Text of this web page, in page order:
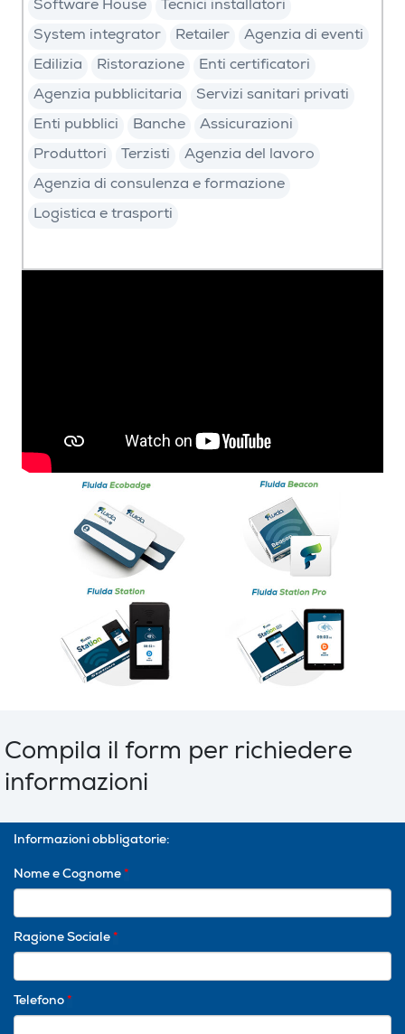
Software House Tecnici installatori
System integrator Retailer Agenzia di eventi
Edilizia Ristorazione Enti certificatori
Agenzia pubblicitaria Servizi sanitari privati
Enti pubblici Banche Assicurazioni
Produttori Terzisti Agenzia del lavoro
Agenzia di consulenza e formazione
Logistica e trasporti
Compila il form per richiedere
informazioni
Informazioni obbligatorie:
Nome e Cognome *
Ragione Sociale *
Telefono *